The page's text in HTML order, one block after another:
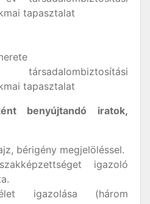
tapasztalat
tapasztalat
benyújtandó iratok,
bérigény megjelöléssel.
igazoló
igazolása (három